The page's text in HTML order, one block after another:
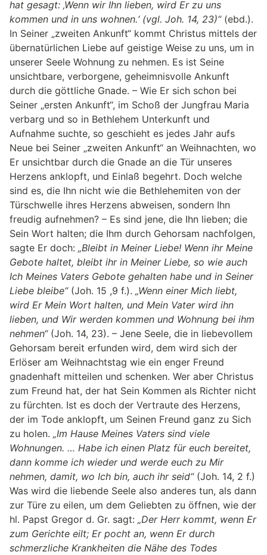
hat gesagt: ‚Wenn wir Ihn lieben, wird Er zu uns
kommen und in uns wohnen.‘ (vgl. Joh. 14, 23)“(ebd.).
In Seiner „zweiten Ankunft“ kommt Christus mittels der
übernatürlichen Liebe auf geistige Weise zu uns, um in
unserer Seele Wohnung zu nehmen. Es ist Seine
unsichtbare, verborgene, geheimnisvolle Ankunft
durch die göttliche Gnade. – Wie Er sich schon bei
Seiner „ersten Ankunft“, im Schoß der Jungfrau Maria
verbarg und so in Bethlehem Unterkunft und
Aufnahme suchte, so geschieht es jedes Jahr aufs
Neue bei Seiner „zweiten Ankunft“ an Weihnachten, wo
Er unsichtbar durch die Gnade an die Tür unseres
Herzens anklopft, und Einlaß begehrt. Doch welche
sind es, die Ihn nicht wie die Bethlehemiten von der
Türschwelle ihres Herzens abweisen, sondern Ihn
freudig aufnehmen? – Es sind jene, die Ihn lieben; die
Sein Wort halten; die Ihm durch Gehorsam nachfolgen,
sagte Er doch: „Bleibt in Meiner Liebe! Wenn ihr Meine
Gebote haltet, bleibt ihr in Meiner Liebe, so wie auch
Ich Meines Vaters Gebote gehalten habe und in Seiner
Liebe bleibe“(Joh. 15 ,9 f.). „Wenn einer Mich liebt,
wird Er Mein Wort halten, und Mein Vater wird ihn
lieben, und Wir werden kommen und Wohnung bei ihm
nehmen“(Joh. 14, 23). – Jene Seele, die in liebevollem
Gehorsam bereit erfunden wird, dem wird sich der
Erlöser am Weihnachtstag wie ein enger Freund
gnadenhaft mitteilen und schenken. Wer aber Christus
zum Freund hat, der hat Sein Kommen als Richter nicht
zu fürchten. Ist es doch der Vertraute des Herzens,
der im Tode anklopft, um Seinen Freund ganz zu Sich
zu holen. „Im Hause Meines Vaters sind viele
Wohnungen. … Habe ich einen Platz für euch bereitet,
dann komme ich wieder und werde euch zu Mir
nehmen, damit, wo Ich bin, auch ihr seid“(Joh. 14, 2 f.)
Was wird die liebende Seele also anderes tun, als dann
zur Türe zu eilen, um dem Geliebten zu öffnen, wie der
hl. Papst Gregor d. Gr. sagt: „Der Herr kommt, wenn Er
zum Gerichte eilt; Er pocht an, wenn Er durch
schmerzliche Krankheiten die Nähe des Todes